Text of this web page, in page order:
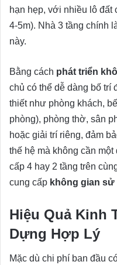
hạn hẹp, với nhiều lô
4-5m). Nhà 3 tầng chính
này.
Bằng cách phát triển
chủ có thể dễ dàng bố trí
thiết như phòng khách,
phòng), phòng thờ, sân
hoặc giải trí riêng, đảm
thế hệ mà không cần
cấp 4 hay 2 tầng trên
cung cấp không gian sử
Hiệu Quả Kinh
Dựng Hợp Lý
Mặc dù chi phí ban đầu